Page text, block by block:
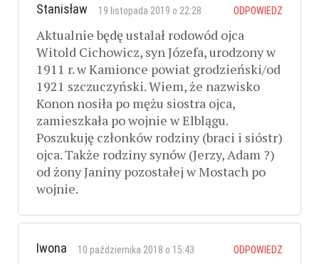
Stanisław 19 listopada 2019 o 22:28 ODPOWIEDZ
Aktualnie będę ustalał rodowód ojca
Witold Cichowicz, syn Józefa, urodzony w
1911 r. w Kamionce powiat grodzieński/od
1921 szczuczyński. Wiem, że nazwisko
Konon nosiła po mężu siostra ojca,
zamieszkała po wojnie w Elblągu.
Poszukuję członków rodziny (braci i sióstr)
ojca. Także rodziny synów (Jerzy, Adam ?)
od żony Janiny pozostałej w Mostach po
wojnie.
Iwona 10 października 2018 o 15:43 ODPOWIEDZ